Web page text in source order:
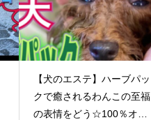
【犬のエステ】ハーブパッ
クで癒されるわんこの至福
の表情をどう☆100％オー